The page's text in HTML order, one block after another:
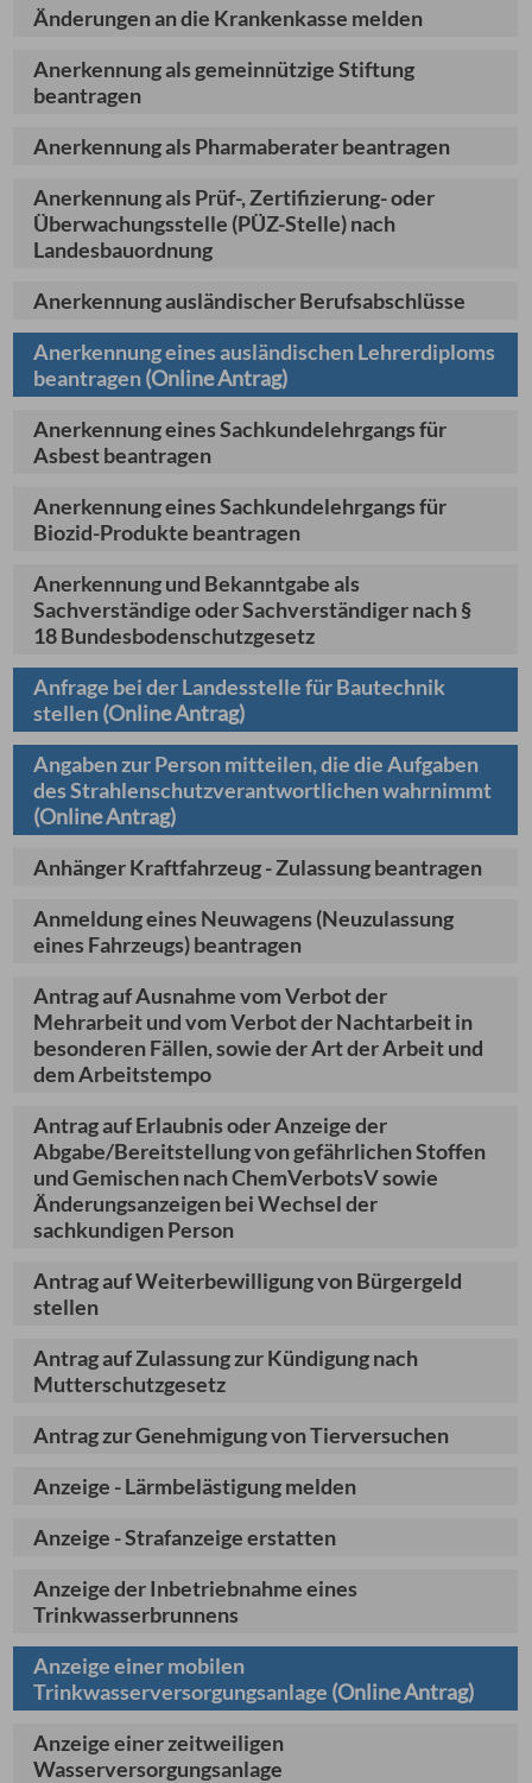
Änderungen an die Krankenkasse melden
Anerkennung als gemeinnützige Stiftung
beantragen
Anerkennung als Pharmaberater beantragen
Anerkennung als Prüf-, Zertifizierung- oder
Überwachungsstelle (PÜZ-Stelle) nach
Landesbauordnung
Anerkennung ausländischer Berufsabschlüsse
Anerkennung eines ausländischen Lehrerdiploms
beantragen(Online Antrag)
Anerkennung eines Sachkundelehrgangs für
Asbest beantragen
Anerkennung eines Sachkundelehrgangs für
Biozid-Produkte beantragen
Anerkennung und Bekanntgabe als
Sachverständige oder Sachverständiger nach §
18 Bundesbodenschutzgesetz
Anfrage bei der Landesstelle für Bautechnik
stellen(Online Antrag)
Angaben zur Person mitteilen, die die Aufgaben
des Strahlenschutzverantwortlichen wahrnimmt
(Online Antrag)
Anhänger Kraftfahrzeug - Zulassung beantragen
Anmeldung eines Neuwagens (Neuzulassung
eines Fahrzeugs) beantragen
Antrag auf Ausnahme vom Verbot der
Mehrarbeit und vom Verbot der Nachtarbeit in
besonderen Fällen, sowie der Art der Arbeit und
dem Arbeitstempo
Antrag auf Erlaubnis oder Anzeige der
Abgabe/Bereitstellung von gefährlichen Stoffen
und Gemischen nach ChemVerbotsV sowie
Änderungsanzeigen bei Wechsel der
sachkundigen Person
Antrag auf Weiterbewilligung von Bürgergeld
stellen
Antrag auf Zulassung zur Kündigung nach
Mutterschutzgesetz
Antrag zur Genehmigung von Tierversuchen
Anzeige - Lärmbelästigung melden
Anzeige - Strafanzeige erstatten
Anzeige der Inbetriebnahme eines
Trinkwasserbrunnens
Anzeige einer mobilen
Trinkwasserversorgungsanlage (Online Antrag)
Anzeige einer zeitweiligen
Wasserversorgungsanlage